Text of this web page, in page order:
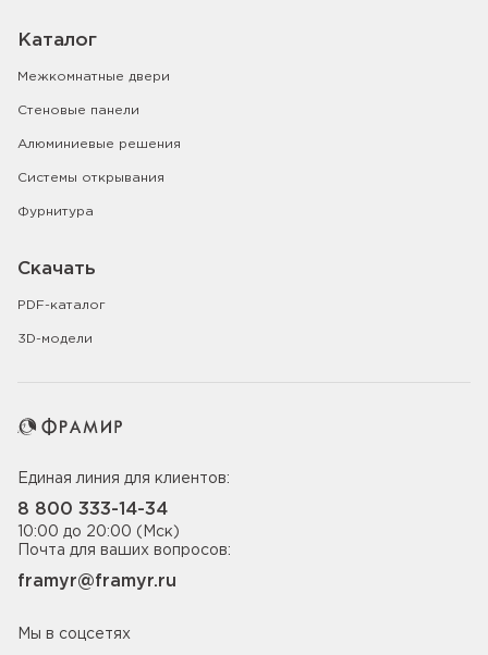
Каталог
Межкомнатные двери
Стеновые панели
Алюминиевые решения
Системы открывания
Фурнитура
Скачать
PDF-каталог
3D-модели
Единая линия для клиентов:
8 800 333-14-34
10:00 до 20:00 (Мск)
Почта для ваших вопросов:
framyr@framyr.ru
Мы в соцсетях